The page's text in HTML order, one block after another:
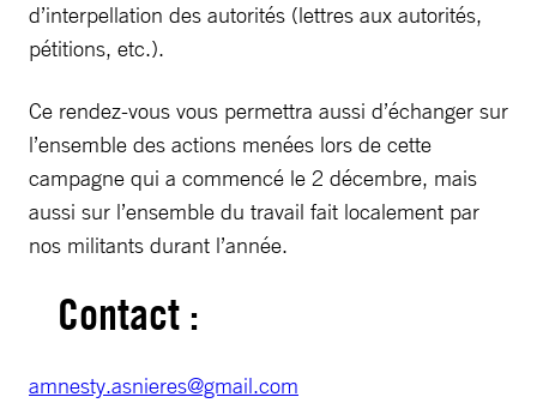
d’interpellation des autorités (lettres aux autorités,
pétitions, etc.).
Ce rendez-vous vous permettra aussi d’échanger sur
l’ensemble des actions menées lors de cette
campagne qui a commencé le 2 décembre, mais
aussi sur l’ensemble du travail fait localement par
nos militants durant l’année.
Contact :
amnesty.asnieres@gmail.com